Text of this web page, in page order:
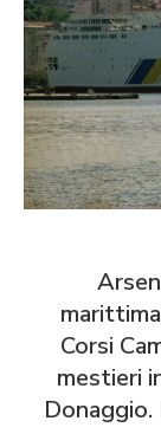
Corsi
mestieri
Donaggio.